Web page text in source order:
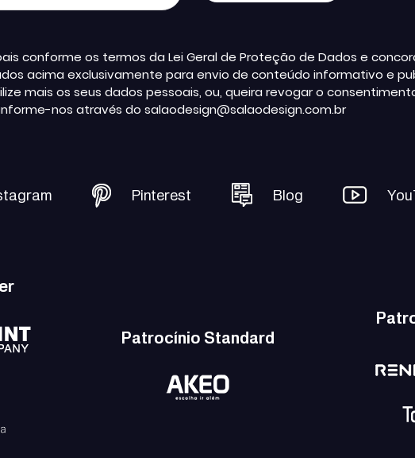
conforme os termos da Lei Geral de Proteção de Dados e
acima exclusivamente para envio de conteúdo informativo e
mais os seus dados pessoais, ou, queira revogar o
nos através do salaodesign@salaodesign.com.br
Pinterest Blog
Patrocínio Standard